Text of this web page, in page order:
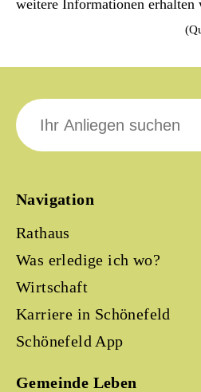
weitere Informationen erhalten
Navigation
Rathaus
Was erledige ich wo?
Wirtschaft
Karriere in Schönefeld
Schönefeld App
Gemeinde Leben
Suche
nach: